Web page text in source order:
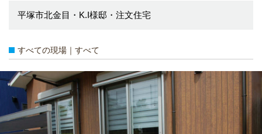
平塚市北金目・K.I様邸・注文住宅
すべての現場｜すべて